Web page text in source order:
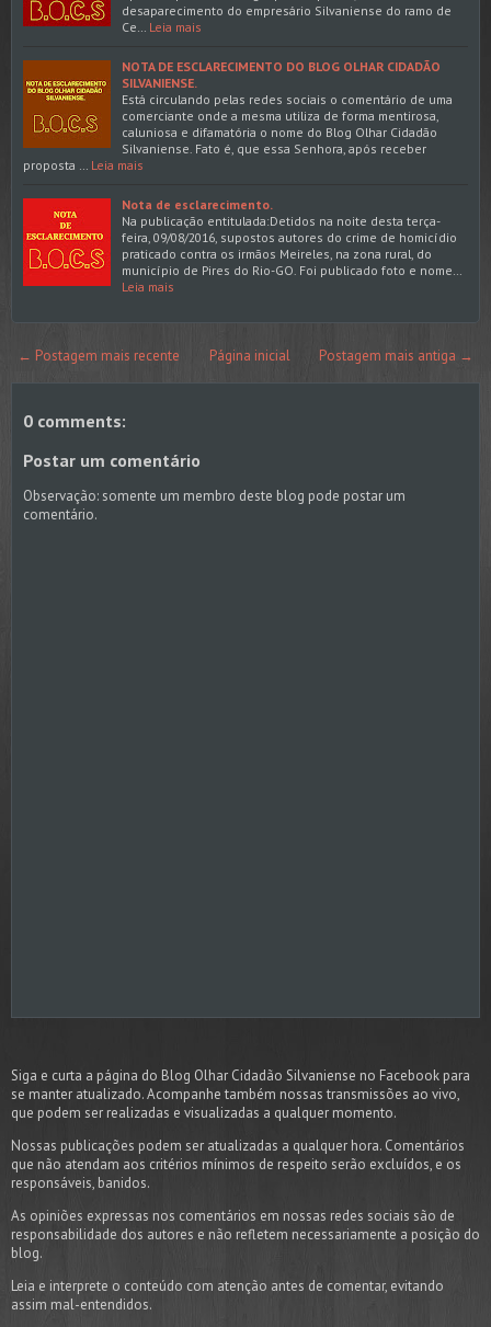
desaparecimento do empresário Silvaniense do ramo de
Ce… Leia mais
NOTA DE ESCLARECIMENTO DO BLOG OLHAR CIDADÃO
SILVANIENSE.
Está circulando pelas redes sociais o comentário de uma
comerciante onde a mesma utiliza de forma mentirosa,
caluniosa e difamatória o nome do Blog Olhar Cidadão
Silvaniense. Fato é, que essa Senhora, após receber
proposta … Leia mais
Nota de esclarecimento.
Na publicação entitulada:Detidos na noite desta terça-
feira, 09/08/2016, supostos autores do crime de homicídio
praticado contra os irmãos Meireles, na zona rural, do
município de Pires do Rio-GO. Foi publicado foto e nome…
Leia mais
← Postagem mais recente Postagem mais antiga →
Página inicial
0 comments:
Postar um comentário
Observação: somente um membro deste blog pode postar um
comentário.
Siga e curta a página do Blog Olhar Cidadão Silvaniense no Facebook para
se manter atualizado. Acompanhe também nossas transmissões ao vivo,
que podem ser realizadas e visualizadas a qualquer momento.
Nossas publicações podem ser atualizadas a qualquer hora. Comentários
que não atendam aos critérios mínimos de respeito serão excluídos, e os
responsáveis, banidos.
As opiniões expressas nos comentários em nossas redes sociais são de
responsabilidade dos autores e não refletem necessariamente a posição do
blog.
Leia e interprete o conteúdo com atenção antes de comentar, evitando
assim mal-entendidos.